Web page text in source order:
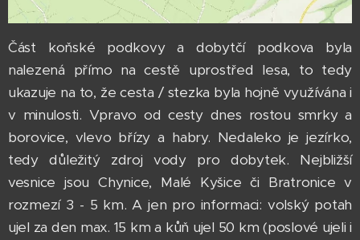
Část koňské podkovy a dobytčí podkova byla
nalezená přímo na cestě uprostřed lesa, to tedy
ukazuje na to, že cesta / stezka byla hojně využívána i
v minulosti. Vpravo od cesty dnes rostou smrky a
borovice, vlevo břízy a habry. Nedaleko je jezírko,
tedy důležitý zdroj vody pro dobytek. Nejbližší
vesnice jsou Chynice, Malé Kyšice či Bratronice v
rozmezí 3 - 5 km. A jen pro informaci: volský potah
ujel za den max. 15 km a kůň ujel 50 km (poslové ujeli i